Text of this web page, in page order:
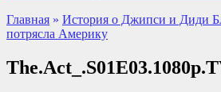
Главная » История о Джипси и Диди
потрясла Америку